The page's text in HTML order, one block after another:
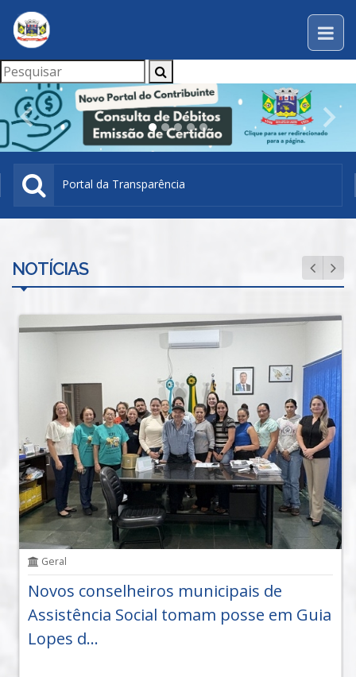
Previous Next
Portal da Transparência
NOTÍCIAS
Geral
Novos conselheiros municipais de
Assistência Social tomam posse em Guia
Lopes d...